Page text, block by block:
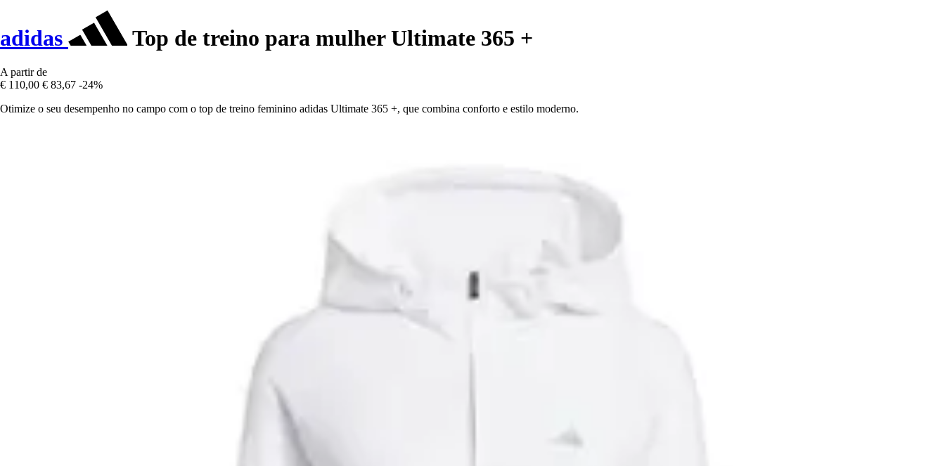
adidas Top de treino para mulher Ultimate 365 +
A partir de
€ 110,00 € 83,67 -24%
Otimize o seu desempenho no campo com o top de treino feminino adidas Ultimate 365 +, que combina conforto e estilo moderno.